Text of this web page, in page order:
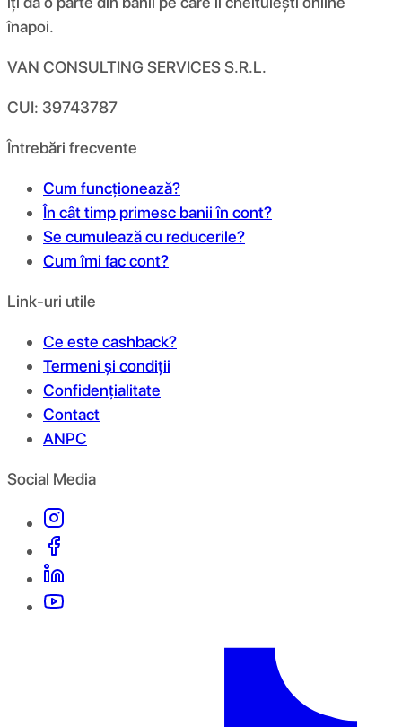
înapoi.
VAN CONSULTING SERVICES S.R.L.
CUI: 39743787
Întrebări frecvente
Cum funcționează?
În cât timp primesc banii în cont?
Se cumulează cu reducerile?
Cum îmi fac cont?
Link-uri utile
Ce este cashback?
Termeni și condiții
Confidențialitate
Contact
ANPC
Social Media